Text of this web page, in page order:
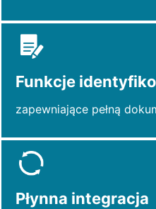
Funkcje
zapewniające pełną
Płynna integracja